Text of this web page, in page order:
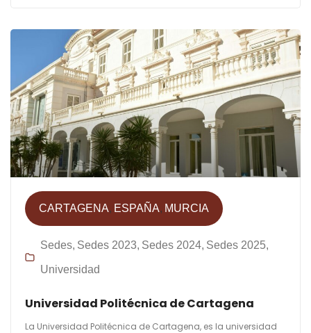
CARTAGENA ESPAÑA MURCIA
Sedes Sedes 2023 Sedes 2024 Sedes 2025
Universidad
Universidad Politécnica de Cartagena
La Universidad Politécnica de Cartagena, es la universidad